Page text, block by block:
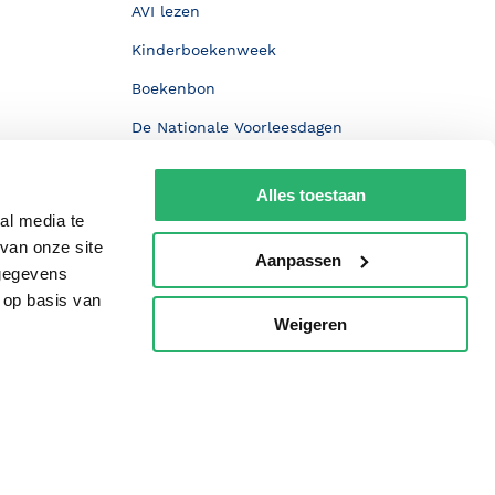
media te
onze site
basis van
Alles toestaan
Aanpassen
Weigeren
AVI lezen
Kinderboekenweek
Boekenbon
De Nationale Voorleesdagen
Boekenweek
Wet op de Vaste Boekenprijs